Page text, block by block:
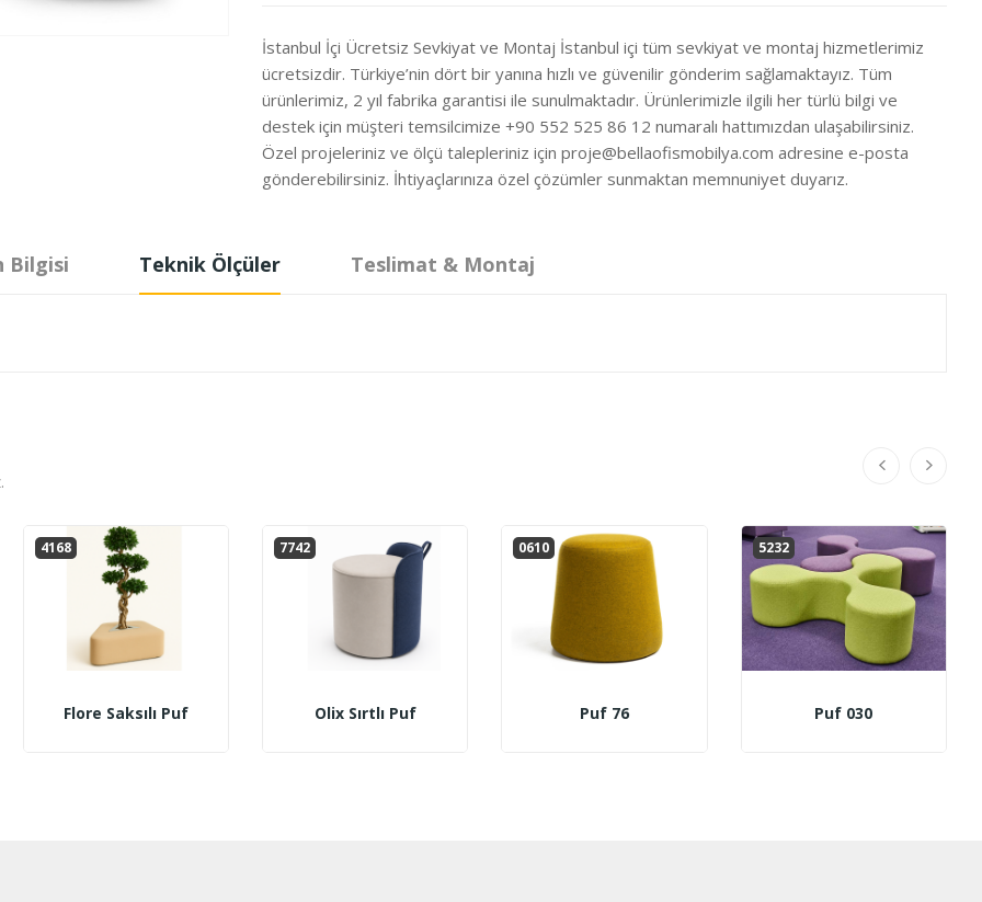
İstanbul İçi Ücretsiz Sevkiyat ve Montaj İstanbul içi tüm sevkiyat ve montaj hizmetlerimiz
ücretsizdir. Türkiye’nin dört bir yanına hızlı ve güvenilir gönderim sağlamaktayız. Tüm
ürünlerimiz, 2 yıl fabrika garantisi ile sunulmaktadır. Ürünlerimizle ilgili her türlü bilgi ve
destek için müşteri temsilcimize +90 552 525 86 12 numaralı hattımızdan ulaşabilirsiniz.
Özel projeleriniz ve ölçü talepleriniz için proje@bellaofismobilya.com adresine e-posta
gönderebilirsiniz. İhtiyaçlarınıza özel çözümler sunmaktan memnuniyet duyarız.
Bilgisi Teknik Ölçüler Teslimat & Montaj
4168
Flore Saksılı Puf
7742
Olix Sırtlı Puf
0610
Puf 76
5232
Puf 030